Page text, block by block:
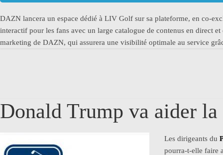
DAZN lancera un espace dédié à LIV Golf sur sa plateforme, en co-
interactif pour les fans avec un large catalogue de contenus en direct
marketing de DAZN, qui assurera une visibilité optimale au service
Donald Trump va aider
Les dirigeants du
pourra-t-elle faire